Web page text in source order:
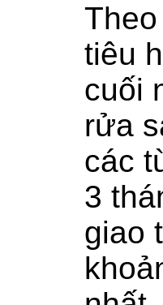
tiêu
cuối
rửa
các
3
giao